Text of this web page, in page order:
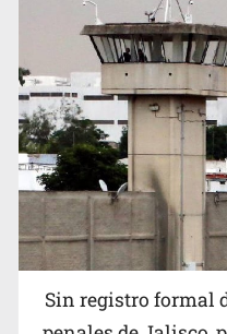
Buscan reformar Ley de
alertas sanitarias por
Sin registro formal